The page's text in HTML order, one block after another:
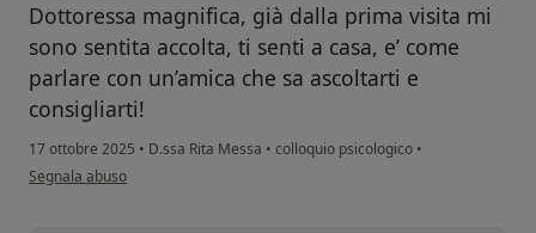
Dottoressa magnifica, già dalla prima visita mi
sono sentita accolta, ti senti a casa, e’ come
parlare con un’amica che sa ascoltarti e
consigliarti!
17 ottobre 2025 • D.ssa Rita Messa • colloquio psicologico •
secondo l'opinione dell'utente VF
Segnala abuso